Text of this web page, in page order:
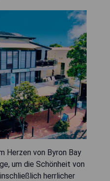
Herzen von Byron Bay
um die Schönheit von
herrlicher